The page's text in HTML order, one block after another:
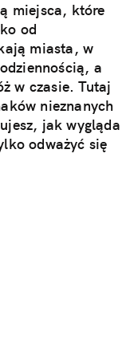
miejsca, które
od
miasta, w
a
w czasie. Tutaj
nieznanych
jak wygląda
odważyć się